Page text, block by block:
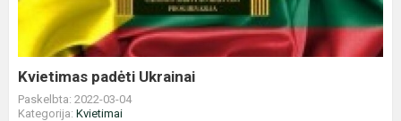
Kvietimas padėti Ukrainai
Paskelbta: 2022-03-04
Kategorija: Kvietimai